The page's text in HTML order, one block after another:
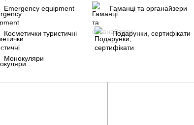
Emergency equipment Гаманці та органайзери
Косметички туристичні Подарунки, сертифікати
Монокуляри